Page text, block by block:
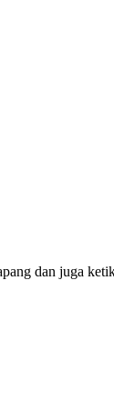
dan juga